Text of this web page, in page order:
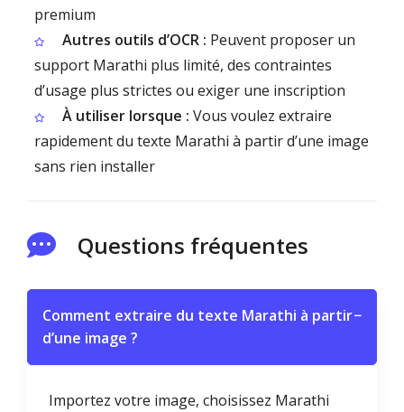
premium
Autres outils d’OCR : Peuvent proposer un
support Marathi plus limité, des contraintes
d’usage plus strictes ou exiger une inscription
À utiliser lorsque : Vous voulez extraire
rapidement du texte Marathi à partir d’une image
sans rien installer
Questions fréquentes
Comment extraire du texte Marathi à partir
d’une image ?
−
Importez votre image, choisissez Marathi